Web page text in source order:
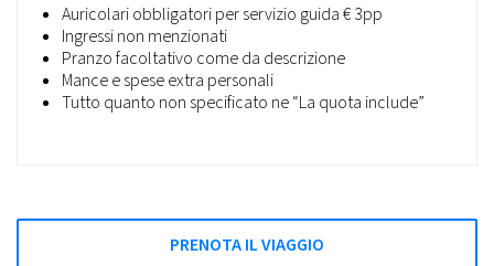
Auricolari obbligatori per servizio guida € 3pp
Ingressi non menzionati
Pranzo facoltativo come da descrizione
Mance e spese extra personali
Tutto quanto non specificato ne “La quota include”
PRENOTA IL VIAGGIO